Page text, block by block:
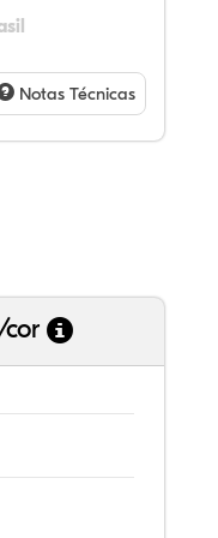
Notas Técnicas